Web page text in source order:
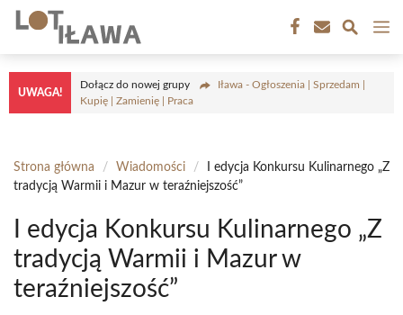
Przejdź
treści
UWAGA!
Dołącz do nowej grupy
Iława - Ogłoszenia | Sprzedam |
Kupię | Zamienię | Praca
Strona główna / Wiadomości /
I edycja Konkursu Kulinarnego „Z
tradycją Warmii i Mazur w teraźniejszość”
I edycja Konkursu Kulinarnego „Z
tradycją Warmii i Mazur w
teraźniejszość”